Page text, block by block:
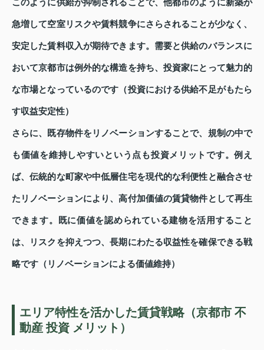
このように供給が抑制されることで、他都市のように新築が
急増して空室リスクや賃料競争にさらされることが少なく、
安定した賃料収入が期待できます。需要と供給のバランスに
おいて京都市は例外的な構造を持ち、投資家にとって魅力的
な市場となっているのです（投資における供給不足がもたら
す収益安定性）
さらに、既存物件をリノベーションすることで、規制の中で
も価値を維持しやすいという点も投資メリットです。例え
ば、伝統的な町家や中低層住宅を現代的な利便性と融合させ
たリノベーションにより、高付加価値の賃貸物件として再生
できます。既に価値を認められている建物を活用すること
は、リスクを抑えつつ、長期にわたる収益性を確保できる戦
略です（リノベーションによる価値維持）
エリア特性を活かした賃貸戦略（京都市 不
動産 投資 メリット）